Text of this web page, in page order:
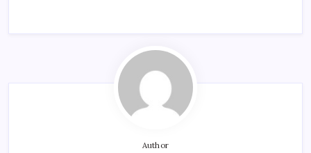
Author